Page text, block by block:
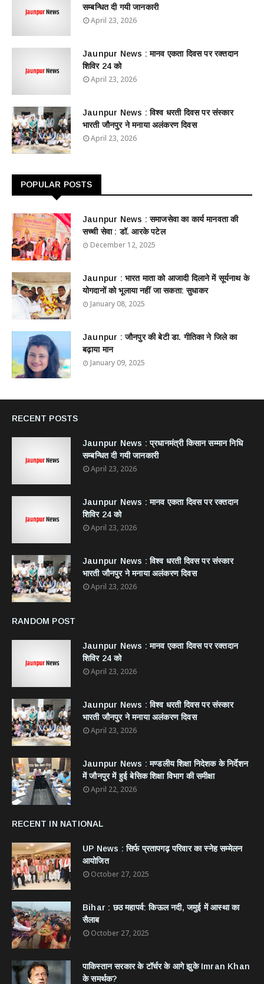
सम्बन्धित दी गयी जानकारी
April 23, 2026
Jaunpur News : ​मानव एकता दिवस पर रक्तदान
शिविर 24 को
April 23, 2026
Jaunpur News : विश्व धरती दिवस पर संस्कार
भारती जौनपुर ने मनाया अलंकरण दिवस
April 23, 2026
POPULAR POSTS
Jaunpur News : ​समाजसेवा का कार्य मानवता की
सच्ची सेवा : डॉ. आरके पटेल
December 12, 2025
Jaunpur : ​भारत माता को आजादी दिलाने में सूर्यनाथ के
योगदानों को भूलाया नहीं जा सकता: सुधाकर
January 08, 2025
Jaunpur : ​जौनपुर की बेटी डा. गीतिका ने जिले का
बढ़ाया मान
January 09, 2025
RECENT POSTS
Jaunpur News : ​प्रधानमंत्री किसान सम्मान निधि
सम्बन्धित दी गयी जानकारी
April 23, 2026
Jaunpur News : ​मानव एकता दिवस पर रक्तदान
शिविर 24 को
April 23, 2026
Jaunpur News : विश्व धरती दिवस पर संस्कार
भारती जौनपुर ने मनाया अलंकरण दिवस
April 23, 2026
RANDOM POST
Jaunpur News : ​मानव एकता दिवस पर रक्तदान
शिविर 24 को
April 23, 2026
Jaunpur News : विश्व धरती दिवस पर संस्कार
भारती जौनपुर ने मनाया अलंकरण दिवस
April 23, 2026
Jaunpur News : ​मण्डलीय शिक्षा निदेशक के निर्देशन
में जौनपुर में हुई बेसिक शिक्षा विभाग की समीक्षा
April 22, 2026
RECENT IN NATIONAL
UP News : सिर्फ प्रतापगढ़ परिवार का स्नेह सम्मेलन
आयोजित
October 27, 2025
Bihar : छठ महापर्व: किऊल नदी, जमुई में आस्था का
सैलाब
October 27, 2025
​पाकिस्तान सरकार के टॉर्चर के आगे झुके Imran Khan
के समर्थक?